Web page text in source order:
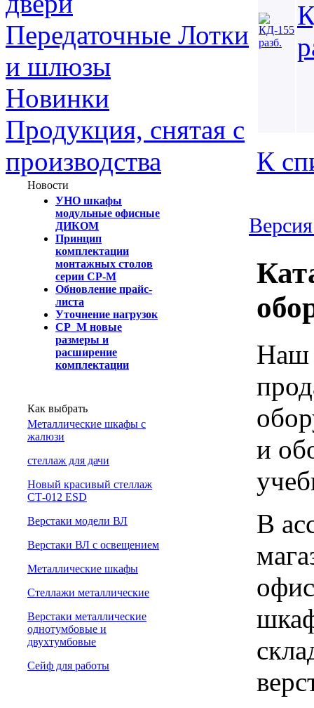
Передаточные Лотки
и шлюзы
Новинки
Продукция, снятая с
производства
Новости
УНО шкафы
модульные офисные
ДИКОМ
Принцип
комплектации
монтажных столов
серии СР-М
Обновление прайс-
листа
Уточнение нагрузок
СР_М новые
размеры и
расширение
комплектации
Как выбрать
Металлические шкафы с
жалюзи
cтеллаж для дачи
Новый красивый стеллаж
СТ-012 ESD
Верстаки модели ВЛ
Верстаки ВЛ с освещением
Металлические шкафы
Стеллажи металлические
Верстаки металлические
однотумбовые и
двухтумбовые
Сейф для работы
К
Наш
и
В